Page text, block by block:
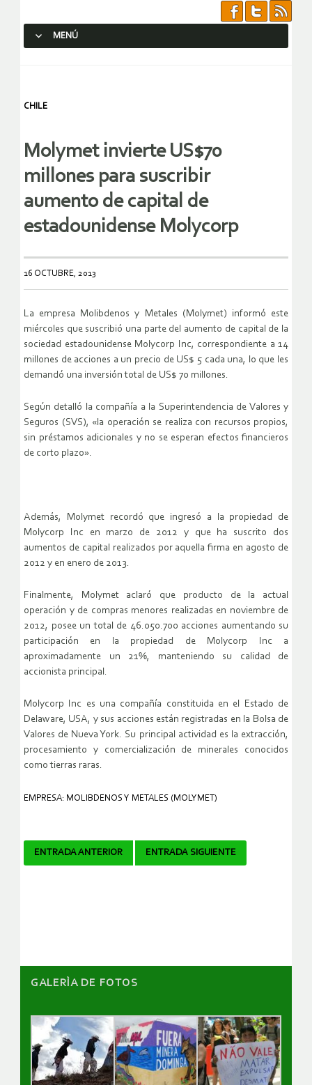
MENÚ
CHILE
Molymet invierte US$70
millones para suscribir
aumento de capital de
estadounidense Molycorp
16 OCTUBRE, 2013
La empresa Molibdenos y Metales (Molymet) informó este
miércoles que suscribió una parte del aumento de capital de la
sociedad estadounidense Molycorp Inc, correspondiente a 14
millones de acciones a un precio de US$ 5 cada una, lo que les
demandó una inversión total de US$ 70 millones.
Según detalló la compañía a la Superintendencia de Valores y
Seguros (SVS), «la operación se realiza con recursos propios,
sin préstamos adicionales y no se esperan efectos financieros
de corto plazo».
Además, Molymet recordó que ingresó a la propiedad de
Molycorp Inc en marzo de 2012 y que ha suscrito dos
aumentos de capital realizados por aquella firma en agosto de
2012 y en enero de 2013.
Finalmente, Molymet aclaró que producto de la actual
operación y de compras menores realizadas en noviembre de
2012, posee un total de 46.050.700 acciones aumentando su
participación en la propiedad de Molycorp Inc a
aproximadamente un 21%, manteniendo su calidad de
accionista principal.
Molycorp Inc es una compañía constituida en el Estado de
Delaware, USA, y sus acciones están registradas en la Bolsa de
Valores de Nueva York. Su principal actividad es la extracción,
procesamiento y comercialización de minerales conocidos
como tierras raras.
EMPRESA: MOLIBDENOS Y METALES (MOLYMET)
Navegador
ENTRADA ANTERIOR ENTRADA SIGUIENTE
GALERÌA DE FOTOS